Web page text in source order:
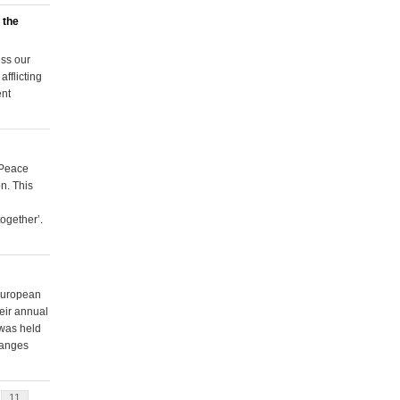
the
our
This
annual
held